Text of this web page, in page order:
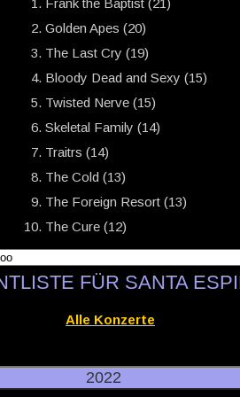
Frank the Baptist (21)
Golden Apes (20)
The Last Cry (19)
Bloody Dead and Sexy (15)
Twisted Nerve (15)
Skeletal Family (14)
Traitrs (14)
The Cold (13)
The Foreign Resort (13)
The Cure (12)
FÜR SANTA
Alle Konzerte
2022